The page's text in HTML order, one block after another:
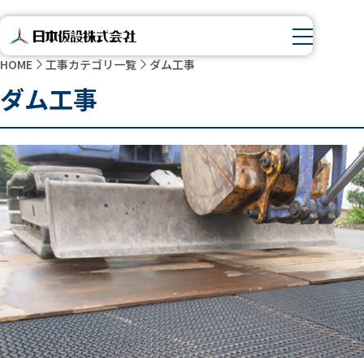
HOME 工事カテゴリ一覧 ダム工事
ダム工事